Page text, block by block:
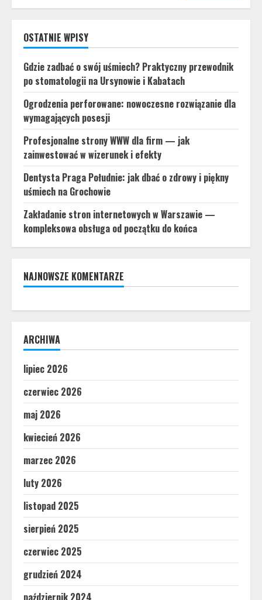
OSTATNIE WPISY
Gdzie zadbać o swój uśmiech? Praktyczny przewodnik
po stomatologii na Ursynowie i Kabatach
Ogrodzenia perforowane: nowoczesne rozwiązanie dla
wymagających posesji
Profesjonalne strony WWW dla firm — jak
zainwestować w wizerunek i efekty
Dentysta Praga Południe: jak dbać o zdrowy i piękny
uśmiech na Grochowie
Zakładanie stron internetowych w Warszawie —
kompleksowa obsługa od początku do końca
NAJNOWSZE KOMENTARZE
ARCHIWA
lipiec 2026
czerwiec 2026
maj 2026
kwiecień 2026
marzec 2026
luty 2026
listopad 2025
sierpień 2025
czerwiec 2025
grudzień 2024
październik 2024